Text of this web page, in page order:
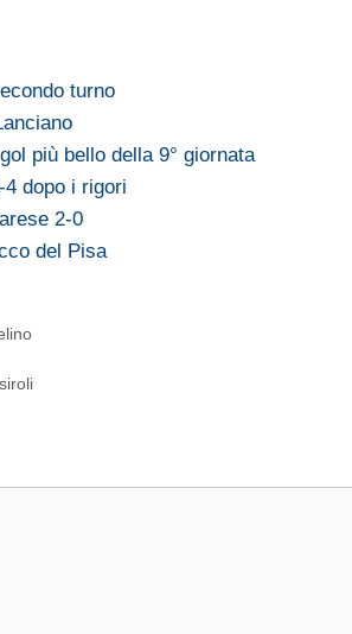
turno
più bello della 9° giornata
dopo i rigori
2-0
del Pisa